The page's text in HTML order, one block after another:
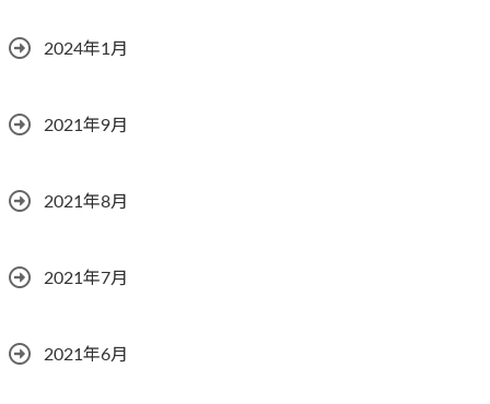
2024年1月
2021年9月
2021年8月
2021年7月
2021年6月